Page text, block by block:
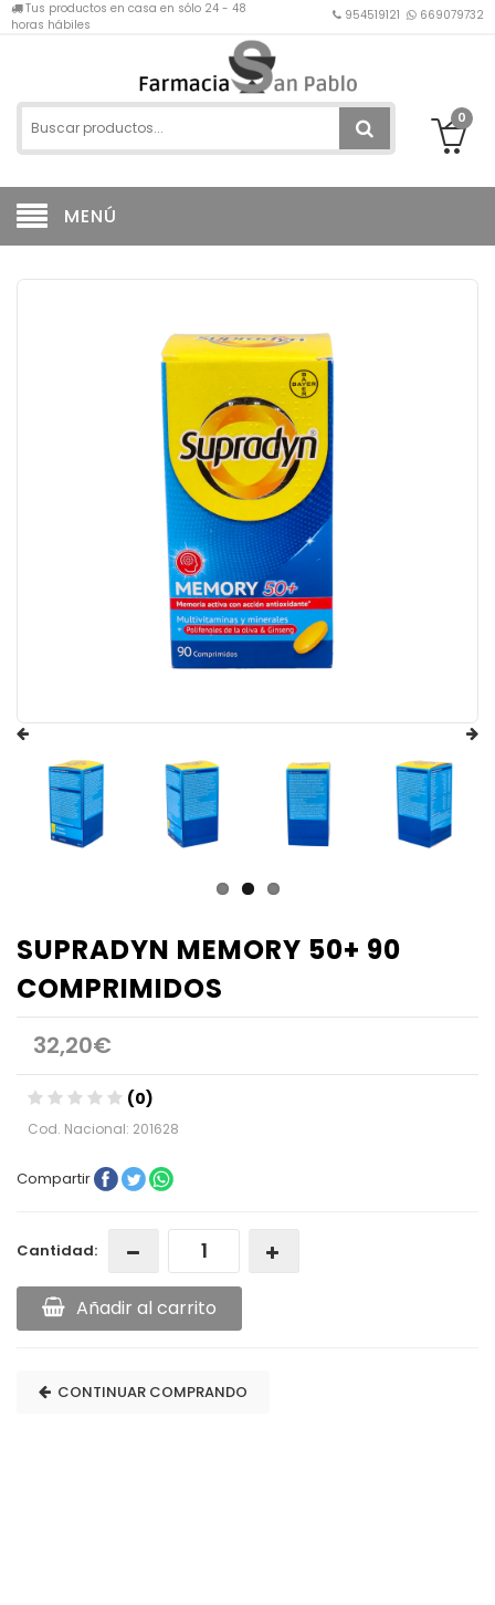
Tus productos en casa en sólo 24 - 48
horas hábiles
954519121 669079732
0
MENÚ
SUPRADYN MEMORY 50+ 90
COMPRIMIDOS
32,20€
(0)
Cod. Nacional: 201628
Compartir
Cantidad:
Añadir al carrito
CONTINUAR COMPRANDO